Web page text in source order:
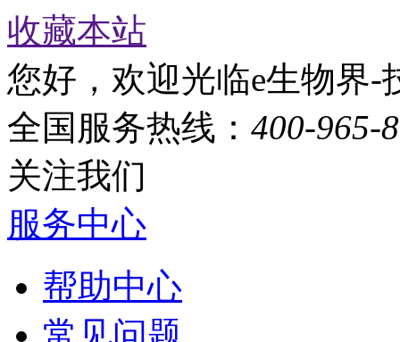
收藏本站
您好，欢迎光临e生物界-
全国服务热线： 400-965-
关注我们
服务中心
帮助中心